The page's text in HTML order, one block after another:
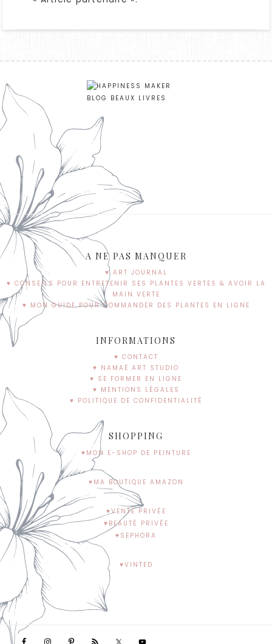
A NE PAS MANQUER
♥ ART JOURNAL
♥ CONSEILS POUR ENTRETENIR SES PLANTES VERTES & AVOIR LA
MAIN VERTE
♥ MON GUIDE POUR COMMANDER DES PLANTES EN LIGNE
INFORMATIONS
♥ CONTACT
♥ NAMAË ART STUDIO
♥ SE FORMER EN LIGNE
♥ MENTIONS LÉGALES
♥ POLITIQUE DE CONFIDENTIALITÉ
SHOPPING
♥MON E-SHOP DE PEINTURE
♥MA BOUTIQUE AMAZON
♥VENTE PRIVÉE
♥BEAUTÉ PRIVÉE
♥SEPHORA
♥VINTED